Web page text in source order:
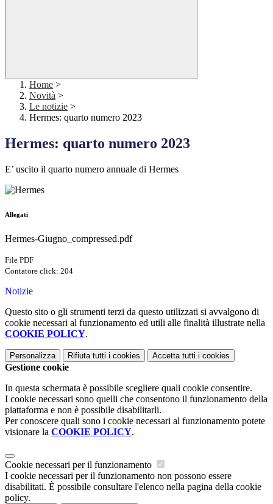
Home >
Novità >
Le notizie >
Hermes: quarto numero 2023
Hermes: quarto numero 2023
E’ uscito il quarto numero annuale di Hermes
Allegati
Hermes-Giugno_compressed.pdf
File PDF
Contatore click: 204
Notizie
Questo sito o gli strumenti terzi da questo utilizzati si avvalgono di
cookie necessari al funzionamento ed utili alle finalità illustrate nella
COOKIE POLICY.
Personalizza Rifiuta tutti i cookies Accetta tutti i cookies
Gestione cookie
In questa schermata è possibile scegliere quali cookie consentire.
I cookie necessari sono quelli che consentono il funzionamento della
piattaforma e non è possibile disabilitarli.
Per conoscere quali sono i cookie necessari al funzionamento potete
visionare la COOKIE POLICY.
Cookie necessari per il funzionamento
I cookie necessari per il funzionamento non possono essere
disabilitati. È possibile consultare l'elenco nella pagina della cookie
policy.